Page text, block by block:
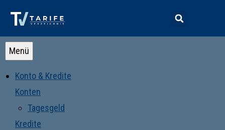
Menü
Konto & Kredite
Konten
Tagesgeld
Kredite